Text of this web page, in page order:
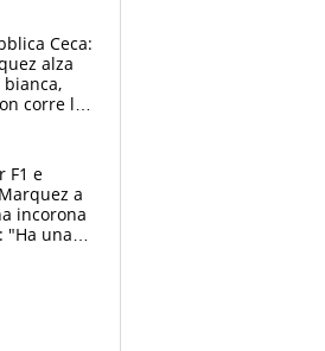
Ceca:
alza
corre la
F1 e
a
incorona
"Ha una